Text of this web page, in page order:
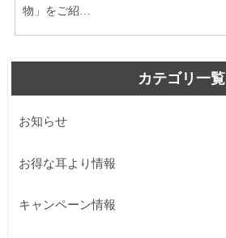
物」をご紹…
カテゴリ一覧
お知らせ
お得な耳より情報
キャンペーン情報